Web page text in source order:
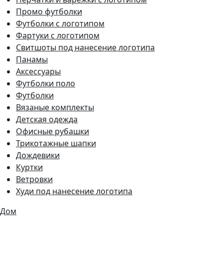
Промо футболки
Футболки с логотипом
Фартуки с логотипом
Свитшоты под нанесение логотипа
Панамы
Аксессуары
Футболки поло
Футболки
Вязаные комплекты
Детская одежда
Офисные рубашки
Трикотажные шапки
Дождевики
Куртки
Ветровки
Худи под нанесение логотипа
Дом